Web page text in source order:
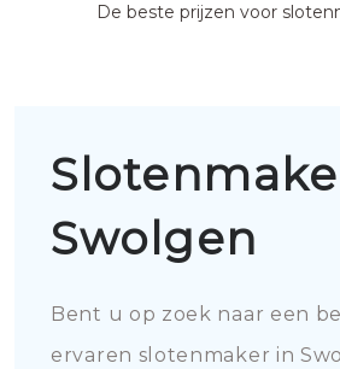
De beste prijzen voor
Swolgen
Bent u op zoek naar een
ervaren slotenmaker in